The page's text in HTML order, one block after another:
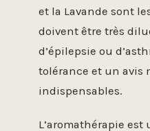
et la Lavande sont
doivent être très
d’épilepsie ou
tolérance et un avis
indispensables.
L’aromathérapie